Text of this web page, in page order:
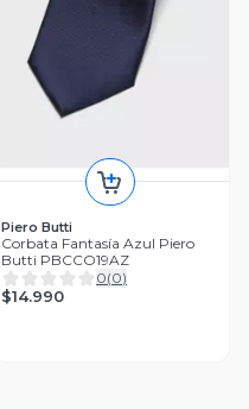
Piero Butti
Corbata Fantasía Azul Piero
Butti PBCCO19AZ
0(0)
$14.990